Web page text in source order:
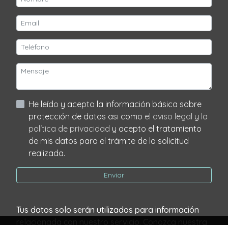
He leído y acepto la información básica sobre
protección de datos asi como el aviso legal y la
política de privacidad y acepto el tratamiento
de mis datos para el trámite de la solicitud
realizada.
Enviar
Tus datos solo serán utilizados para información